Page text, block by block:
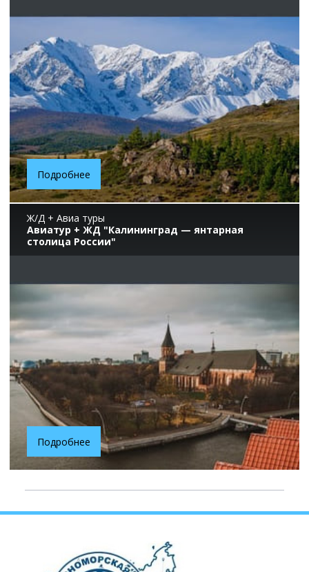
Подробнее
Ж/Д + Авиа туры
Авиатур + ЖД "Калининград — янтарная
столица России"
Подробнее